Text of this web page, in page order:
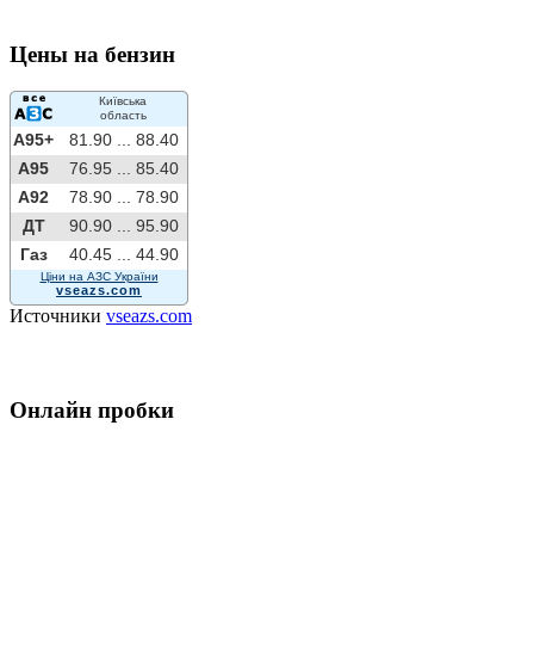
Цены на бензин
Київська
область
A95+ 81.90 ...
88.40
A95
76.95 ...
85.40
A92
78.90 ...
78.90
ДТ
90.90 ...
95.90
Газ
40.45 ... 44.90
Ціни на АЗС України
vseazs.com
Источники vseazs.com
Онлайн пробки